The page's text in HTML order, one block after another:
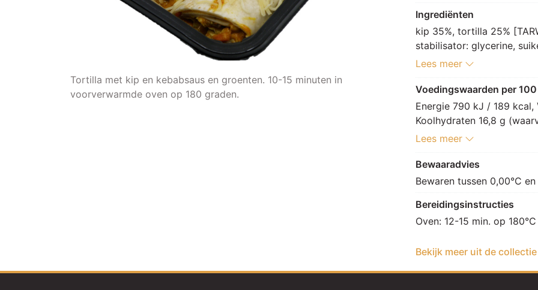
Tortilla met kip en kebabsaus en groenten. 10-15 minuten in
voorverwarmde oven op 180 graden.
Ingrediënten
kip 35%, tortilla 25%
stabilisator: glycerine,
voedingszuur: E330,
15%, witte kool 10%,
[raap, zonnebloem],
tomatenpuree, dextrose,
EIgeel, glucose
gemodificeerd
zetmeel [mais, TARWE
TARWEkorrel (GLUTEN),
[SOJA, mais], aroma
aroma (MOSTERD),
paprikaconcentraat,
conserveermiddel: E202,
voedingszuur: E260,
antioxidant: E300, E385,
Lees meer
Voedingswaarden per
Energie 790 kJ / 189
Koolhydraten 16,8 g
12,3 g, Zout 1,2 g.
Lees meer
Bewaaradvies
Bewaren tussen 0,00°C en
Bereidingsinstructies
Oven: 12-15 min. op 180°C
Bekijk meer uit de